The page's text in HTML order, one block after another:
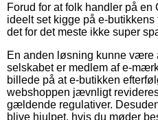
Forud for at folk handler på
ideelt set kigge på e-
det for det meste ikke super
En anden løsning kunne være
selskabet er medlem af e-
billede på at e-butikken
webshoppen jævnligt
gældende regulativer.
blive hjulpet, hvis du møder